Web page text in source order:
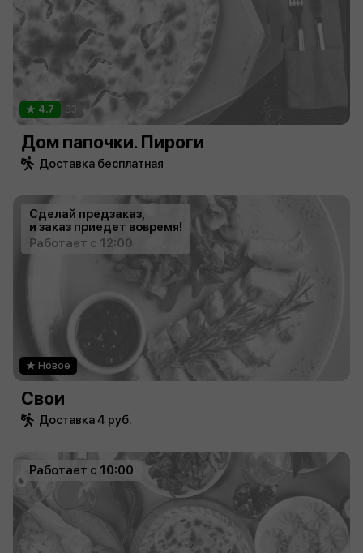
4.7 83
Дом папочки. Пироги
Доставка бесплатная
Сделай предзаказ,
и заказ приедет вовремя!
Работает с 12:00
Новое
Свои
Доставка 4 руб.
Работает с 10:00